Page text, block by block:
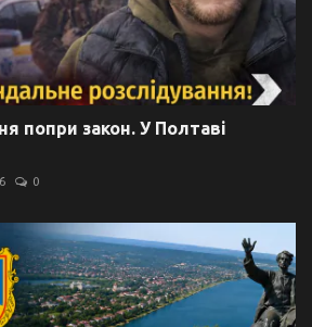
попри закон. У Полтаві
0